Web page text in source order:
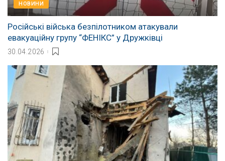
НОВИНИ
Російські війська безпілотником атакували
евакуаційну групу “ФЕНІКС” у Дружківці
30.04.2026